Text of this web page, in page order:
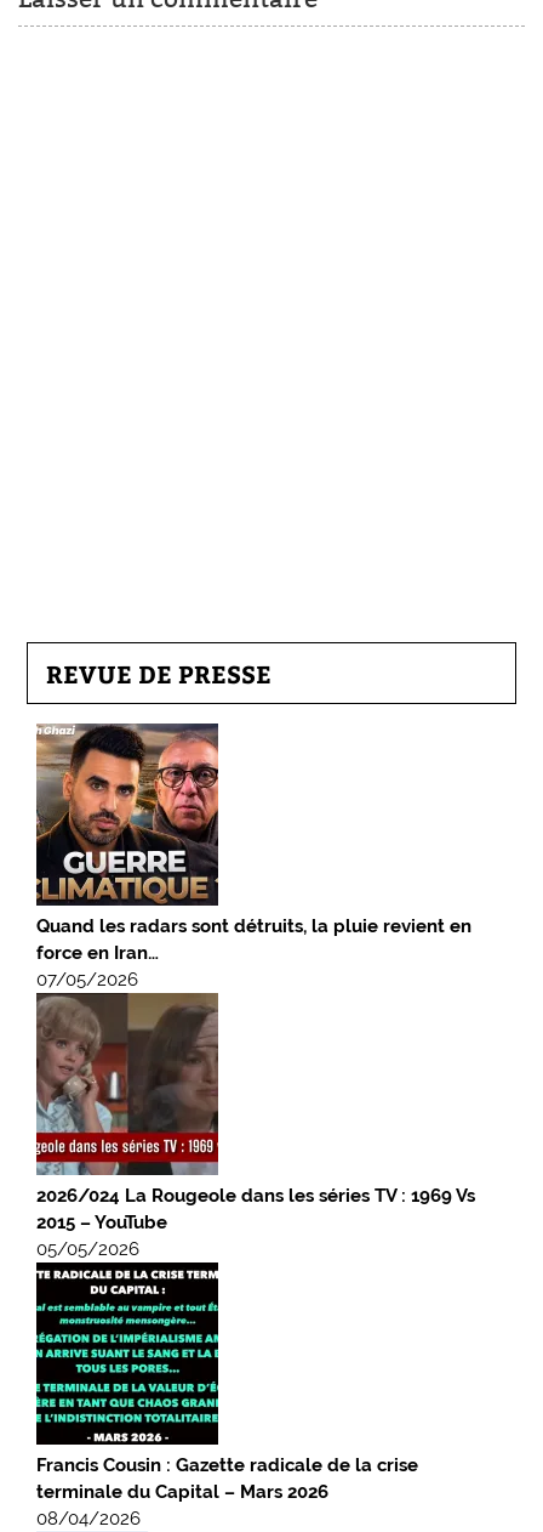
REVUE DE PRESSE
Quand les radars sont détruits, la pluie revient en
force en Iran…
07/05/2026
2026/024 La Rougeole dans les séries TV : 1969 Vs
2015 – YouTube
05/05/2026
Francis Cousin : Gazette radicale de la crise
terminale du Capital – Mars 2026
08/04/2026